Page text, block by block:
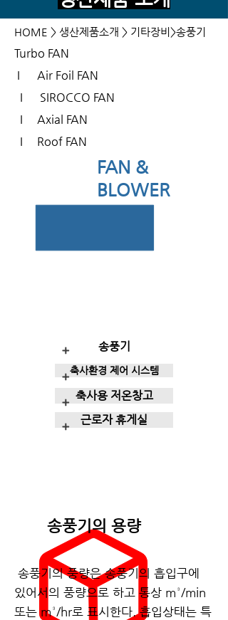
HOME > 생산제품소개 > 기타장비>송풍기
Turbo FAN
I Air Foil FAN
I SIROCCO FAN
I Axial FAN
I Roof FAN
FAN &
BLOWER
송풍기
+
축사환경 제어 시스템
+
축사용 저온창고
+
근로자 휴게실
+
​송풍기의 용량
송풍기의 풍량은 송풍기의 흡입구에
있어서의 풍량으로 하고 통상 m³/min
또는 m³/hr로 표시한다. 흡입상태는 특